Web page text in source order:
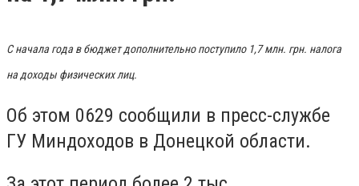
С начала года в бюджет дополнительно поступило 1,7 млн. грн. налога
на доходы физических лиц.
Об этом 0629 сообщили в пресс-службе
ГУ Миндоходов в Донецкой области.